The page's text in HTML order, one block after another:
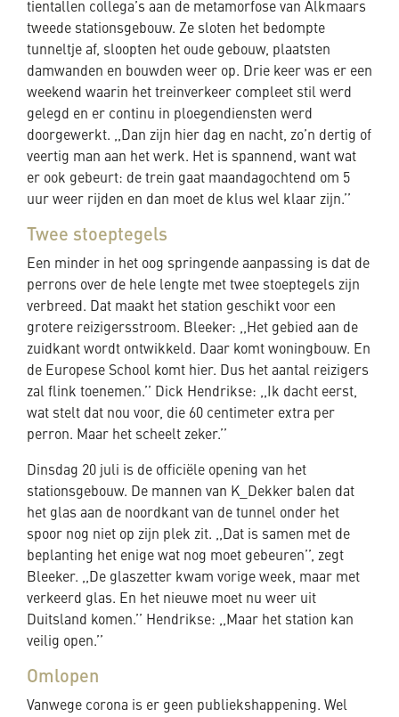
tientallen collega’s aan de metamorfose van Alkmaars
tweede stationsgebouw. Ze sloten het bedompte
tunneltje af, sloopten het oude gebouw, plaatsten
damwanden en bouwden weer op. Drie keer was er een
weekend waarin het treinverkeer compleet stil werd
gelegd en er continu in ploegendiensten werd
doorgewerkt. ,,Dan zijn hier dag en nacht, zo’n dertig of
veertig man aan het werk. Het is spannend, want wat
er ook gebeurt: de trein gaat maandagochtend om 5
uur weer rijden en dan moet de klus wel klaar zijn.’’
Twee stoeptegels
Een minder in het oog springende aanpassing is dat de
perrons over de hele lengte met twee stoeptegels zijn
verbreed. Dat maakt het station geschikt voor een
grotere reizigersstroom. Bleeker: ,,Het gebied aan de
zuidkant wordt ontwikkeld. Daar komt woningbouw. En
de Europese School komt hier. Dus het aantal reizigers
zal flink toenemen.’’ Dick Hendrikse: ,,Ik dacht eerst,
wat stelt dat nou voor, die 60 centimeter extra per
perron. Maar het scheelt zeker.’’
Dinsdag 20 juli is de officiële opening van het
stationsgebouw. De mannen van K_Dekker balen dat
het glas aan de noordkant van de tunnel onder het
spoor nog niet op zijn plek zit. ,,Dat is samen met de
beplanting het enige wat nog moet gebeuren’’, zegt
Bleeker. ,,De glaszetter kwam vorige week, maar met
verkeerd glas. En het nieuwe moet nu weer uit
Duitsland komen.’’ Hendrikse: ,,Maar het station kan
veilig open.’’
Omlopen
Vanwege corona is er geen publiekshappening. Wel